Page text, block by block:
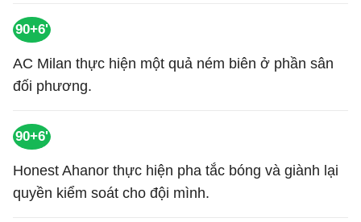
90+6'
AC Milan thực hiện một quả ném biên ở phần sân
đối phương.
90+6'
Honest Ahanor thực hiện pha tắc bóng và giành lại
quyền kiểm soát cho đội mình.